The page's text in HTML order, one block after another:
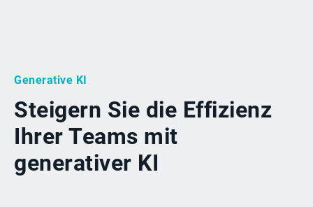
Generative KI
Steigern Sie die Effizienz
Ihrer Teams mit
generativer KI